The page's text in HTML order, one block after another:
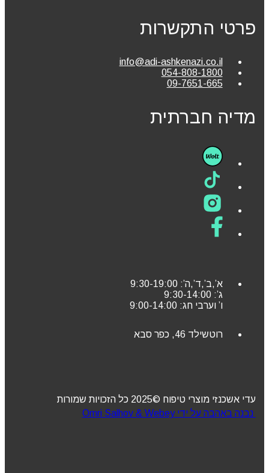
פרטי התקשרות
info@adi-ashkenazi.co.il
054-808-1800
09-7651-665
מדיה חברתית
א’,ב’,ד’,ה’: 9:30-19:00
ג’: 9:30-14:00
ו’ וערבי חג: 9:00-14:00
רוטשילד 46, כפר סבא
עדי אשכנזי מוצרי טיפוח ©2025 כל הזכויות שמורות
נבנה באהבה על ידי Omri Salhov & Webey